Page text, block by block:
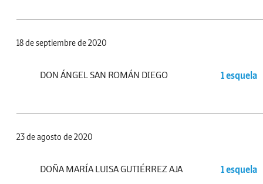
18 de septiembre de 2020
DON ÁNGEL SAN ROMÁN DIEGO 1 esquela
23 de agosto de 2020
DOÑA MARÍA LUISA GUTIÉRREZ AJA 1 esquela